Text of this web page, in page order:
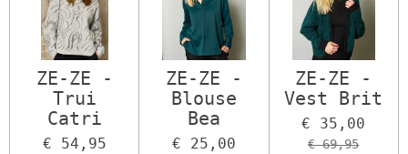
ZE-ZE -
Trui
Catri
€ 54,95
ZE-ZE -
Blouse
Bea
€ 25,00
ZE-ZE -
Vest Brit
€ 35,00
€ 69,95